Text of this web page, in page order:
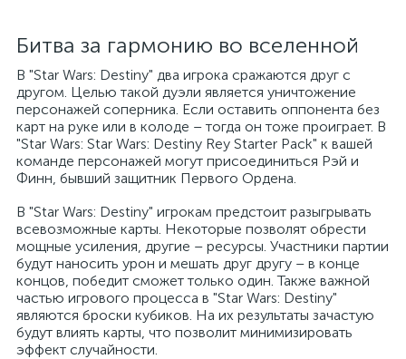
Битва за гармонию во вселенной
В "Star Wars: Destiny" два игрока сражаются друг с
другом. Целью такой дуэли является уничтожение
персонажей соперника. Если оставить оппонента без
карт на руке или в колоде – тогда он тоже проиграет. В
"Star Wars: Star Wars: Destiny Rey Starter Pack" к вашей
команде персонажей могут присоединиться Рэй и
Финн, бывший защитник Первого Ордена.
В "Star Wars: Destiny" игрокам предстоит разыгрывать
всевозможные карты. Некоторые позволят обрести
мощные усиления, другие – ресурсы. Участники партии
будут наносить урон и мешать друг другу – в конце
концов, победит сможет только один. Также важной
частью игрового процесса в "Star Wars: Destiny"
являются броски кубиков. На их результаты зачастую
будут влиять карты, что позволит минимизировать
эффект случайности.